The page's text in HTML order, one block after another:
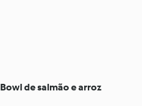
Bowl de salmão e arroz